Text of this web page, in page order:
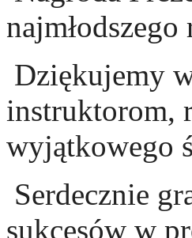
Dziękujemy
instruktorom,
wyjątkowego
Serdecznie
sukcesów w